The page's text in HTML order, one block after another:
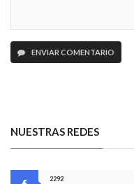
ENVIAR COMENTARIO
NUESTRAS REDES
2292